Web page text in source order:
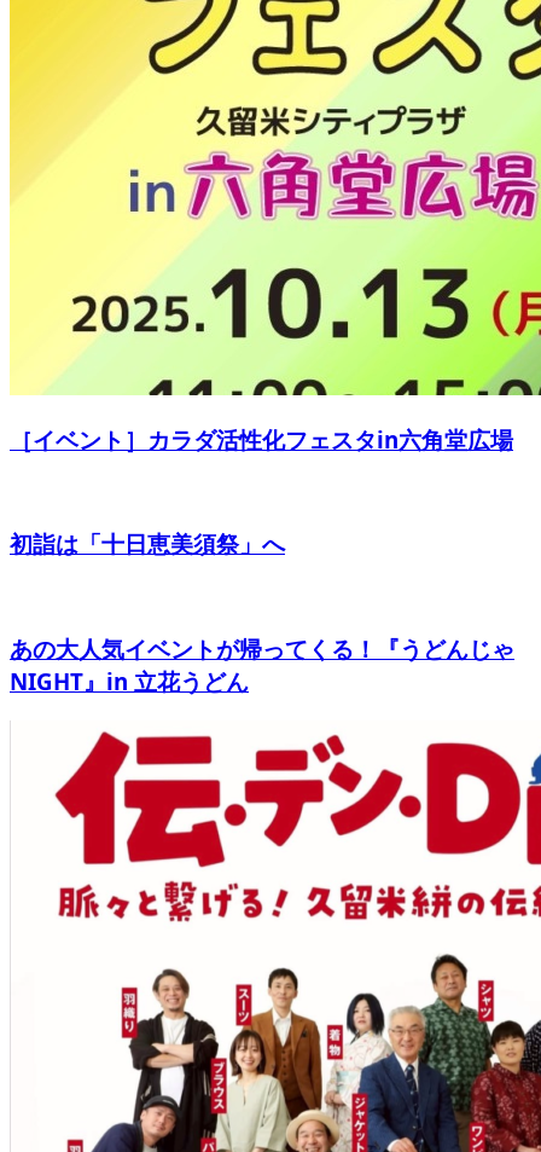
［イベント］カラダ活性化フェスタin六角堂広場
初詣は「十日恵美須祭」へ
あの大人気イベントが帰ってくる！『うどんじゃ
NIGHT』in 立花うどん